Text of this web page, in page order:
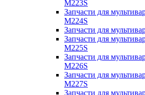
M223S
Запчасти для
M224S
Запчасти для
Запчасти для
M225S
Запчасти для
M226S
Запчасти для
M227S
Запчасти для